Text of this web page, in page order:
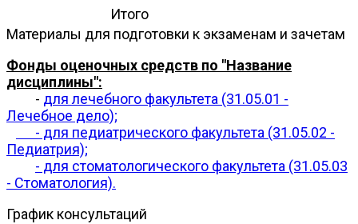
Итого
Материалы для подготовки к экзаменам и зачетам
Фонды оценочных средств по "Название
дисциплины":
- для лечебного факультета (31.05.01 -
Лечебное дело);
- для педиатрического факультета (31.05.02 -
Педиатрия);
- для стоматологического факультета (31.05.03
- Стоматология).
График консультаций